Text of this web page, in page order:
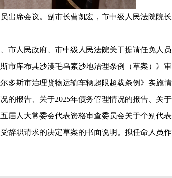
出席会议。副市长曹凯宏，市中级人民法院院长
市人民政府、市中级人民法院关于提请任免人员
市库布其沙漠毛乌素沙地治理条例（草案）》审
多斯市治理货物运输车辆超限超载条例》实施情
的报告、关于2025年债务管理情况的报告、关于
届人大常委会代表资格审查委员会关于个别代表
辞职请求的决定草案的书面说明。拟任命人员作